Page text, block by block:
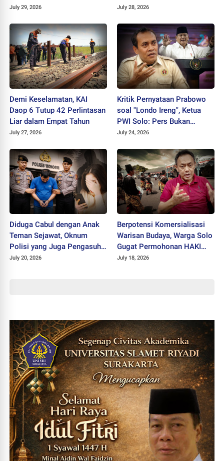
Kapolres Baru
July 29, 2026
Stigmatisasi "Londo Ireng"
July 28, 2026
Demi Keselamatan, KAI
Daop 6 Tutup 42 Perlintasan
Liar dalam Empat Tahun
July 27, 2026
Kritik Pernyataan Prabowo
soal "Londo Ireng", Ketua
PWI Solo: Pers Bukan
Musuh Pemerintah
July 24, 2026
Diduga Cabul dengan Anak
Teman Sejawat, Oknum
Polisi yang Juga Pengasuh
Ponpes Ditahan Polres
July 20, 2026
Berpotensi Komersialisasi
Warisan Budaya, Warga Solo
Gugat Permohonan HAKI
"SISKS Pakubuwono XIV"
July 18, 2026